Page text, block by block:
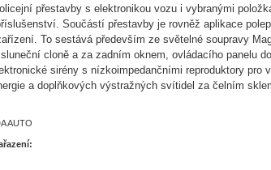
přestavby s elektronikou vozu i vybranými
Součástí přestavby je rovněž aplikace
To sestává především ze světelné soupravy
cloně a za zadním oknem, ovládacího panelu
sirény s nízkoimpedančními reproduktory
a doplňkových výstražných svítidel za čelním
AUTO